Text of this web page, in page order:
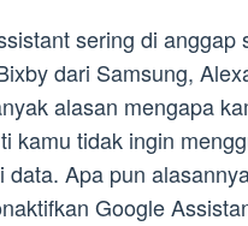
sering di
dari Samsung,
alasan mengapa
kamu tidak ingin
data. Apa pun
Google